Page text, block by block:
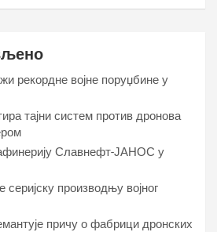
рекордне војне поруџбине у
тајни систем против дронова
Славнефт-ЈАНОС у
серијску производњу војног
причу о фабрици дронских